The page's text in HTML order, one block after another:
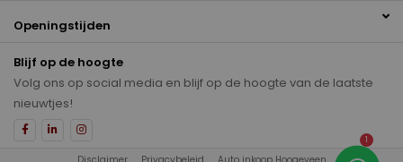
Openingstijden
Blijf op de hoogte
Volg ons op social media en blijf op de hoogte van de laatste
nieuwtjes!
1